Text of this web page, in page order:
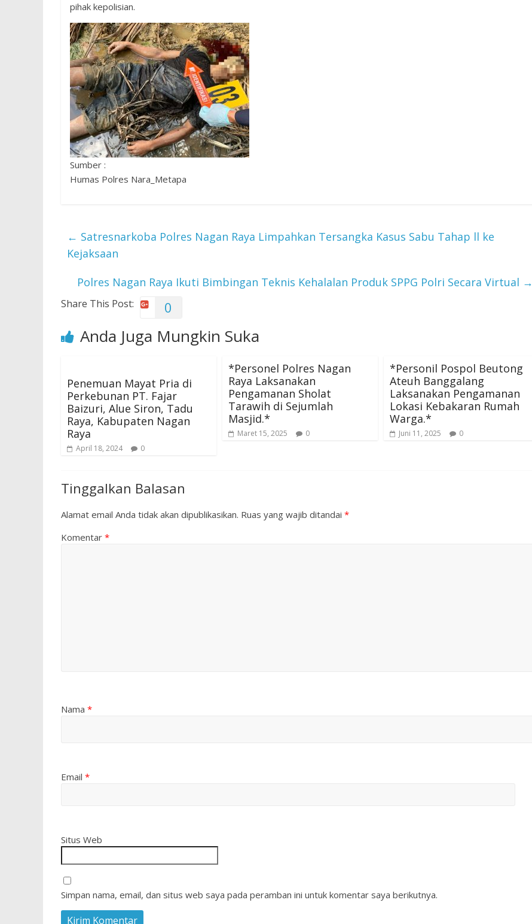
pihak kepolisian.
Sumber :
Humas Polres Nara_Metapa
← Satresnarkoba Polres Nagan Raya Limpahkan Tersangka Kasus Sabu Tahap ll ke
Kejaksaan
Polres Nagan Raya Ikuti Bimbingan Teknis Kehalalan Produk SPPG Polri Secara Virtual →
Share This Post: 0
Anda Juga Mungkin Suka
Penemuan Mayat Pria di
Perkebunan PT. Fajar
Baizuri, Alue Siron, Tadu
Raya, Kabupaten Nagan
Raya
April 18, 2024 0
*Personel Polres Nagan
Raya Laksanakan
Pengamanan Sholat
Tarawih di Sejumlah
Masjid.*
Maret 15, 2025 0
*Personil Pospol Beutong
Ateuh Banggalang
Laksanakan Pengamanan
Lokasi Kebakaran Rumah
Warga.*
Juni 11, 2025 0
Tinggalkan Balasan
Alamat email Anda tidak akan dipublikasikan. Ruas yang wajib ditandai *
Komentar *
Nama *
Email *
Situs Web
Simpan nama, email, dan situs web saya pada peramban ini untuk komentar saya berikutnya.